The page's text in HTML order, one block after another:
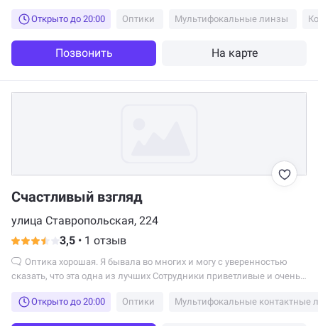
Открыто до 20:00 Оптики Мультифокальные линзы
Позвонить На карте
Счастливый взгляд
улица Ставропольская, 224
3,5 • 1 отзыв
сказать, что эта одна из лучших Сотрудники приветливые и очень
чинят очки они хорошо Если у меня возникнет поломка, то я
Открыто до 20:00 Оптики Мультифокальные контактные